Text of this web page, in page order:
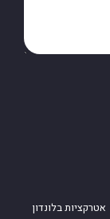
אטרקציות בלונדון